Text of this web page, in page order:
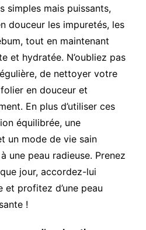
simples mais puissants,
douceur les impuretés, les
tout en maintenant
et hydratée. N’oubliez pas
de nettoyer votre
en douceur et
En plus d’utiliser ces
équilibrée, une
un mode de vie sain
une peau radieuse. Prenez
jour, accordez-lui
et profitez d’une peau
!